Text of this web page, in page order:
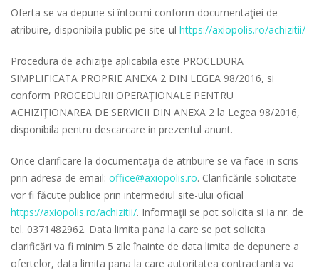
Oferta se va depune si întocmi conform documentaţiei de
atribuire, disponibila public pe site-ul https://axiopolis.ro/achizitii/
Procedura de achiziţie aplicabila este PROCEDURA
SIMPLIFICATA PROPRIE ANEXA 2 DIN LEGEA 98/2016, si
conform PROCEDURII OPERAŢIONALE PENTRU
ACHIZIŢIONAREA DE SERVICII DIN ANEXA 2 la Legea 98/2016,
disponibila pentru descarcare in prezentul anunt.
Orice clarificare la documentaţia de atribuire se va face in scris
prin adresa de email: office@axiopolis.ro. Clarificările solicitate
vor fi făcute publice prin intermediul site-ului oficial
https://axiopolis.ro/achizitii/. Informaţii se pot solicita si Ia nr. de
tel. 0371482962. Data limita pana la care se pot solicita
clarificări va fi minim 5 zile înainte de data limita de depunere a
ofertelor, data limita pana la care autoritatea contractanta va